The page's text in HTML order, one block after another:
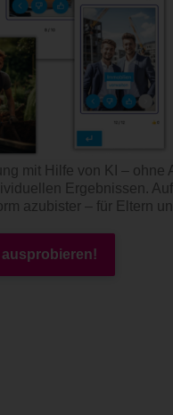
mit Hilfe von KI – ohne
Ergeb­nissen. Auf
azubister – für Eltern